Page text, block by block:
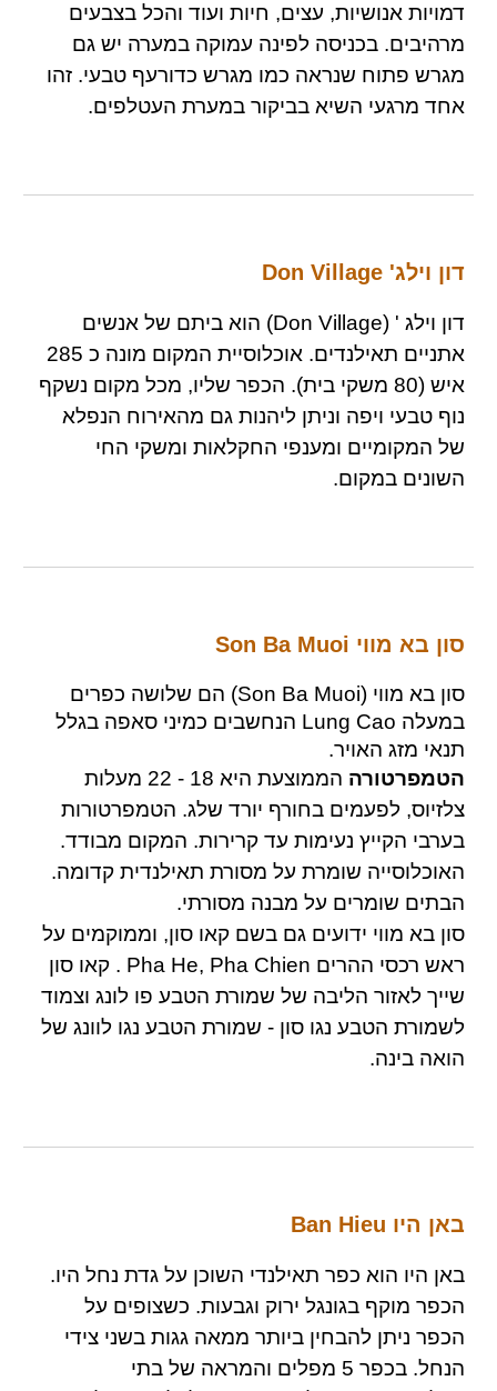
דמויות אנושיות, עצים, חיות ועוד והכל בצבעים
מרהיבים. בכניסה לפינה עמוקה במערה יש גם
מגרש פתוח שנראה כמו מגרש כדורעף טבעי. זהו
אחד מרגעי השיא בביקור במערת העטלפים.
דון וילג' Don Village
דון וילג ' (Don Village) הוא ביתם של אנשים
אתניים תאילנדים. אוכלוסיית המקום מונה כ 285
איש (80 משקי בית). הכפר שליו, מכל מקום נשקף
נוף טבעי ויפה וניתן ליהנות גם מהאירוח הנפלא
של המקומיים ומענפי החקלאות ומשקי החי
השונים במקום.
סון בא מווי Son Ba Muoi
סון בא מווי (Son Ba Muoi) הם שלושה כפרים
במעלה Lung Cao הנחשבים כמיני סאפה בגלל
תנאי מזג האויר.
הטמפרטורה
הממוצעת היא 18 - 22 מעלות
צלזיוס, לפעמים בחורף יורד שלג. הטמפרטורות
בערבי הקייץ נעימות עד קרירות. המקום מבודד.
האוכלוסייה שומרת על מסורת תאילנדית קדומה.
הבתים שומרים על מבנה מסורתי.
סון בא מווי ידועים גם בשם קאו סון, וממוקמים על
ראש רכסי ההרים Pha He, Pha Chien . קאו סון
שייך לאזור הליבה של שמורת הטבע פו לונג וצמוד
לשמורת הטבע נגו סון - שמורת הטבע נגו לוונג של
הואה בינה.
באן היו Ban Hieu
באן היו הוא כפר תאילנדי השוכן על גדת נחל היו.
הכפר מוקף בגונגל ירוק וגבעות. כשצופים על
הכפר ניתן להבחין ביותר ממאה גגות בשני צידי
הנחל. בכפר 5 מפלים והמראה של בתי